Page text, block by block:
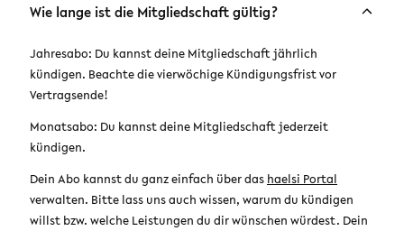
Wie lange ist die Mitgliedschaft gültig?
Jahresabo: Du kannst deine Mitgliedschaft jährlich
kündigen. Beachte die vierwöchige Kündigungsfrist vor
Vertragsende!
Monatsabo: Du kannst deine Mitgliedschaft jederzeit
kündigen.
Dein Abo kannst du ganz einfach über das haelsi Portal
verwalten. Bitte lass uns auch wissen, warum du kündigen
willst bzw. welche Leistungen du dir wünschen würdest. Dein